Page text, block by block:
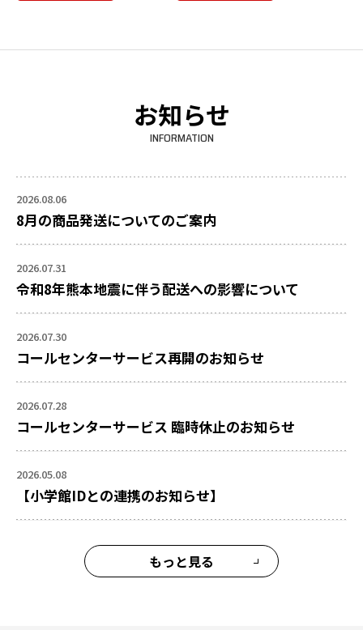
お知らせ
INFORMATION
2026.08.06
8月の商品発送についてのご案内
2026.07.31
令和8年熊本地震に伴う配送への影響について
2026.07.30
コールセンターサービス再開のお知らせ
2026.07.28
コールセンターサービス 臨時休止のお知らせ
2026.05.08
【小学館IDとの連携のお知らせ】
もっと見る